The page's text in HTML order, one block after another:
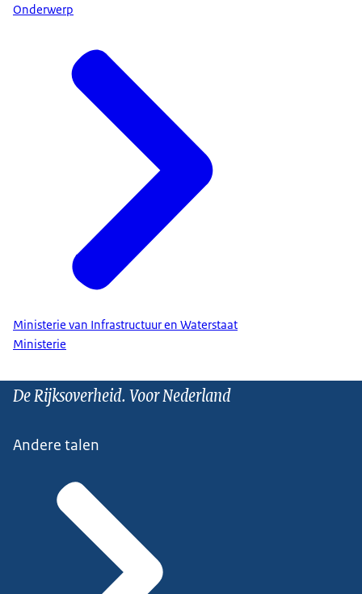
Onderwerp
Ministerie van Infrastructuur en Waterstaat
Ministerie
De Rijksoverheid. Voor Nederland
Andere talen